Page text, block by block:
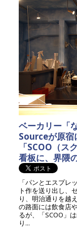
ベーカリー「
Sourceが原宿
「SCOO（ス
看板に、界隈
「パンとエスプレ
ト作を送り出し、
り、明治通りを越
の路面には飲食店
るが、「SCOO」
り...